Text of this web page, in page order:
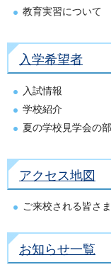
教育実習について
入学希望者
入試情報
学校紹介
夏の学校見学会の
アクセス地図
ご来校される皆さ
お知らせ一覧